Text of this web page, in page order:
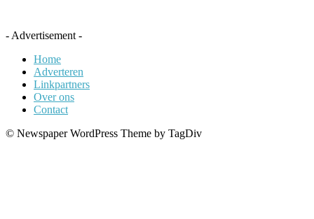
- Advertisement -
Home
Adverteren
Linkpartners
Over ons
Contact
© Newspaper WordPress Theme by TagDiv